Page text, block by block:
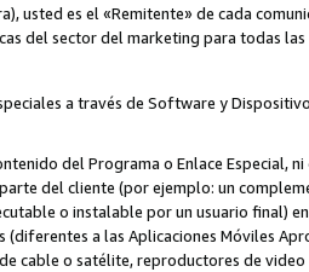
usted es el «Remitente» de cada
del sector del marketing para todas
a través de Software y
del Programa o Enlace Especial,
del cliente (por ejemplo: un
o instalable por un usuario final)
a las Aplicaciones Móviles
cable o satélite, reproductores de